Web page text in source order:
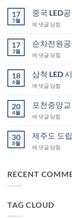
17
5월
중국 LED
중
LED
공
장
문
에 댓글 닫힘
17
3월
순차전원
순
전
원
공
기
격
정
:
에 댓글 닫힘
18
6월
삼척 LED
삼
LED
시
공
에 댓글 닫힘
20
4월
포천중앙
포
중
앙
교
/
기
에 댓글 닫힘
30
8월
제주도 도
제
도
열
에 댓글 닫힘
RECENT
TAG CLOUD